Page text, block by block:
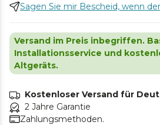
Sagen Sie mir Bescheid, wenn
Versand im Preis inbegriffen.
Installationsservice und
Altgeräts.
Kostenloser Versand für
2 Jahre Garantie
Zahlungsmethoden.